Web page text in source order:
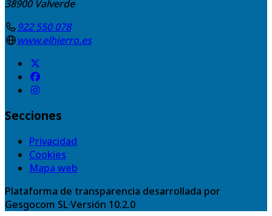
38900 Valverde
922 550 078
www.elhierro.es
Secciones
Privacidad
Cookies
Mapa web
Plataforma de transparencia desarrollada por
Gesgocom SL·Versión 10.2.0